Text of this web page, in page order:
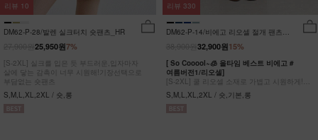
DM62-P-28/발렌 실크터치 숏팬츠_HR
7%
25,950원
[S-2XL] 실크를 입은 듯 부드러운,입자마자
살에 닿는 감촉이 너무 시원해!기장선택으로
부담없는 숏팬츠
S,M,L,XL,2XL / 숏,롱
리뷰 10
DM62-P-14/비에고 리오셀 절개 팬츠
15%
32,900원
[ So Cooool~🧊 올타임 베스트 비에고 #
여름버전1/리오셀]
[S-2XL] 쿨 리오셀 소재로 가볍고 시원하게!
사이드 절개 쿨링 데님팬츠
S,M,L,XL,2XL / 숏,기본,롱
리뷰 330